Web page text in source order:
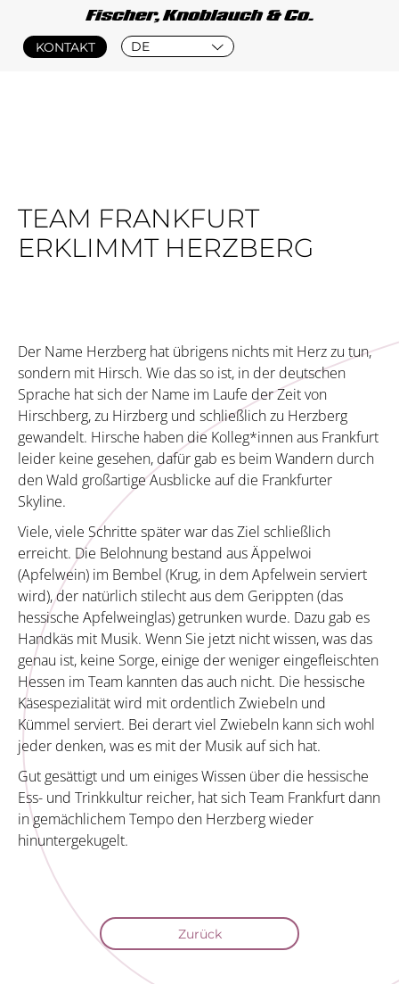
KONTAKT DE
TEAM FRANKFURT
ERKLIMMT HERZBERG
Der Name Herzberg hat übrigens nichts mit Herz zu tun,
sondern mit Hirsch. Wie das so ist, in der deutschen
Sprache hat sich der Name im Laufe der Zeit von
Hirschberg, zu Hirzberg und schließlich zu Herzberg
gewandelt. Hirsche haben die Kolleg*innen aus Frankfurt
leider keine gesehen, dafür gab es beim Wandern durch
den Wald großartige Ausblicke auf die Frankfurter
Skyline.
Viele, viele Schritte später war das Ziel schließlich
erreicht. Die Belohnung bestand aus Äppelwoi
(Apfelwein) im Bembel (Krug, in dem Apfelwein serviert
wird), der natürlich stilecht aus dem Gerippten (das
hessische Apfelweinglas) getrunken wurde. Dazu gab es
Handkäs mit Musik. Wenn Sie jetzt nicht wissen, was das
genau ist, keine Sorge, einige der weniger eingefleischten
Hessen im Team kannten das auch nicht. Die hessische
Käsespezialität wird mit ordentlich Zwiebeln und
Kümmel serviert. Bei derart viel Zwiebeln kann sich wohl
jeder denken, was es mit der Musik auf sich hat.
Gut gesättigt und um einiges Wissen über die hessische
Ess- und Trinkkultur reicher, hat sich Team Frankfurt dann
in gemächlichem Tempo den Herzberg wieder
hinuntergekugelt.
Zurück